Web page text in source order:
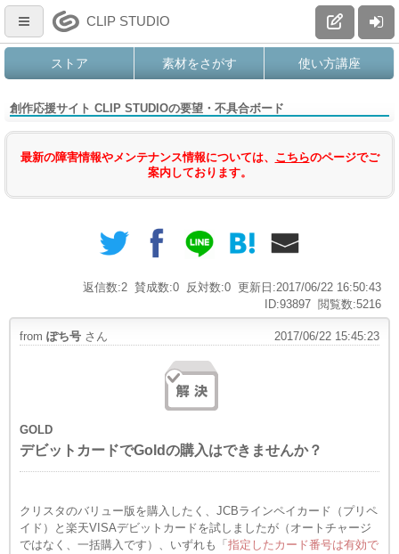
CLIP STUDIO
ストア 素材をさがす 使い方講座
創作応援サイト CLIP STUDIOの要望・不具合ボード
最新の障害情報やメンテナンス情報については、 こちらのページでご
案内しております。
更新日:2017/06/22 16:50:43
反対数:0
賛成数:0
返信数:2
閲覧数:5216
ID:93897
from ぽち号 さん 2017/06/22 15:45:23
GOLD
デビットカードでGoldの購入はできませんか？
クリスタのバリュー版を購入したく、JCBラインペイカード（プリペ
イド）と楽天VISAデビットカードを試しましたが（オートチャージ
ではなく、一括購入です）、いずれも「 指定したカード番号は有効で